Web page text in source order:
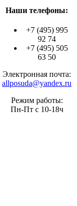
Наши телефоны:
+7 (495) 995
92 74
+7 (495) 505
63 50
Электронная почта:
allposuda@yandex.ru
Режим работы:
Пн-Пт с 10-18ч